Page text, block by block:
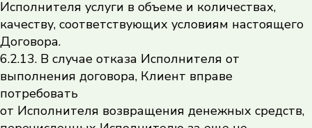
Исполнителя услуги в объеме и количествах,
качеству, соответствующих условиям настоящего
Договора.
6.2.13. В случае отказа Исполнителя от
выполнения договора, Клиент вправе
потребовать
от Исполнителя возвращения денежных средств,